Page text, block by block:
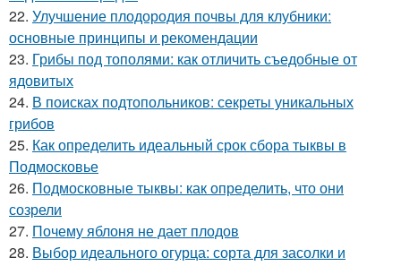
22. Улучшение плодородия почвы для клубники:
основные принципы и рекомендации
23. Грибы под тополями: как отличить съедобные от
ядовитых
24. В поисках подтопольников: секреты уникальных
грибов
25. Как определить идеальный срок сбора тыквы в
Подмосковье
26. Подмосковные тыквы: как определить, что они
созрели
27. Почему яблоня не дает плодов
28. Выбор идеального огурца: сорта для засолки и